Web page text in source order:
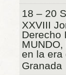
18 – 20
XXVIII
Derecho
en la era
Granada